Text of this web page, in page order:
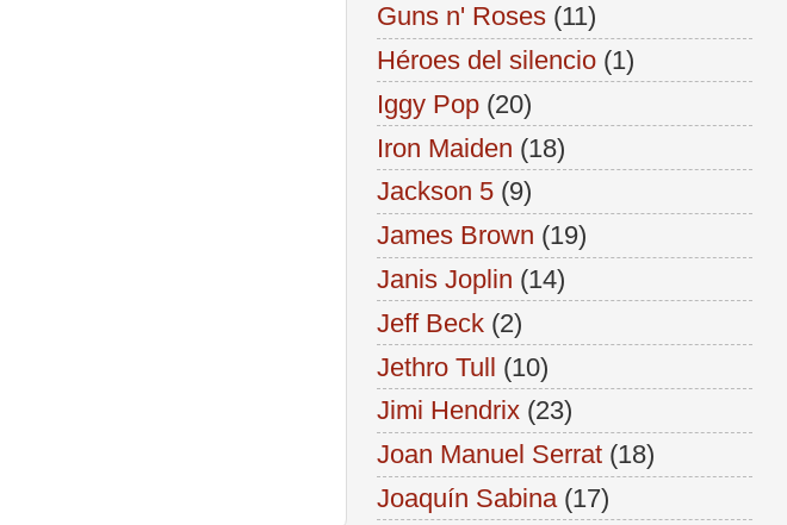
Guns n' Roses (11)
Héroes del silencio (1)
Iggy Pop (20)
Iron Maiden (18)
Jackson 5 (9)
James Brown (19)
Janis Joplin (14)
Jeff Beck (2)
Jethro Tull (10)
Jimi Hendrix (23)
Joan Manuel Serrat (18)
Joaquín Sabina (17)